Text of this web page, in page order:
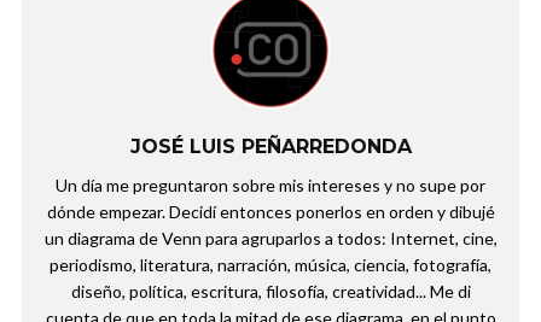
JOSÉ LUIS PEÑARREDONDA
Un día me preguntaron sobre mis intereses y no supe por
dónde empezar. Decidí entonces ponerlos en orden y dibujé
un diagrama de Venn para agruparlos a todos: Internet, cine,
periodismo, literatura, narración, música, ciencia, fotografía,
diseño, política, escritura, filosofía, creatividad... Me di
cuenta de que en toda la mitad de ese diagrama, en el punto